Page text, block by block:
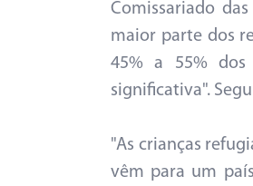
Comissariado
maior parte dos
45% a 55% dos
significativa".
"As crianças
vêm para um